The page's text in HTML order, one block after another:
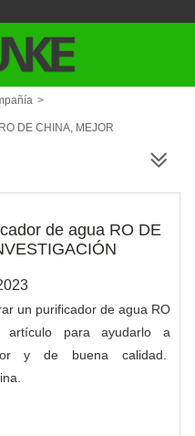
>
DE CHINA, MEJOR
de agua RO DE
un purificador de agua RO
artículo para ayudarlo a
y de buena calidad.